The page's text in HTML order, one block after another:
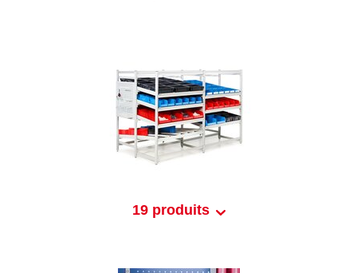
19 produits